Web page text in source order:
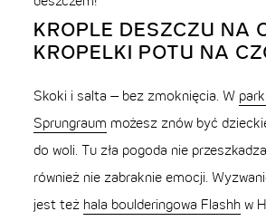
KROPLE DESZCZU NA
KROPELKI POTU NA
Skoki i salta – bez zmoknięcia. W
Sprungraum możesz znów być
do woli. Tu zła pogoda nie
również nie zabraknie emocji.
jest też hala boulderingowa Flashh w